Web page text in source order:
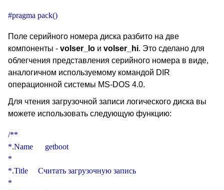
#pragma pack()
Поле серийного номера диска разбито на две
компоненты - volser_lo и volser_hi. Это сделано для
облегчения представления серийного номера в виде,
аналогичном используемому командой DIR
операционной системы MS-DOS 4.0.
Для чтения загрузочной записи логического диска вы
можете использовать следующую функцию:
/**
*.Name      getboot
*
*.Title     Считать загрузочную запись
*